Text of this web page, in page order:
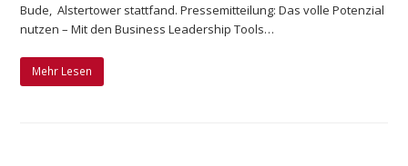
Bude, Alstertower stattfand. Pressemitteilung: Das volle Potenzial
nutzen – Mit den Business Leadership Tools…
Mehr Lesen